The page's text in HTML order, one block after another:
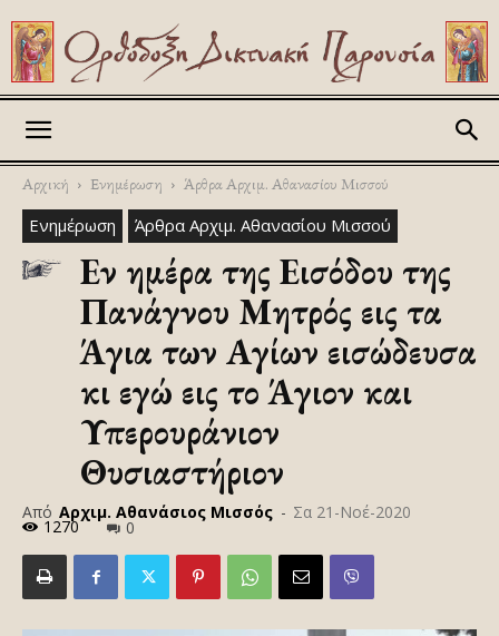
Αρχική Ενημέρωση Άρθρα Αρχιμ. Αθανασίου Μισσού
Ενημέρωση Άρθρα Αρχιμ. Αθανασίου Μισσού
Εν ημέρα της Εισόδου της
Πανάγνου Μητρός εις τα
Άγια των Αγίων εισώδευσα
κι εγώ εις το Άγιον και
Υπερουράνιον
Θυσιαστήριον
Από Αρχιμ. Αθανάσιος Μισσός - Σα 21-Νοέ-2020
1270 0